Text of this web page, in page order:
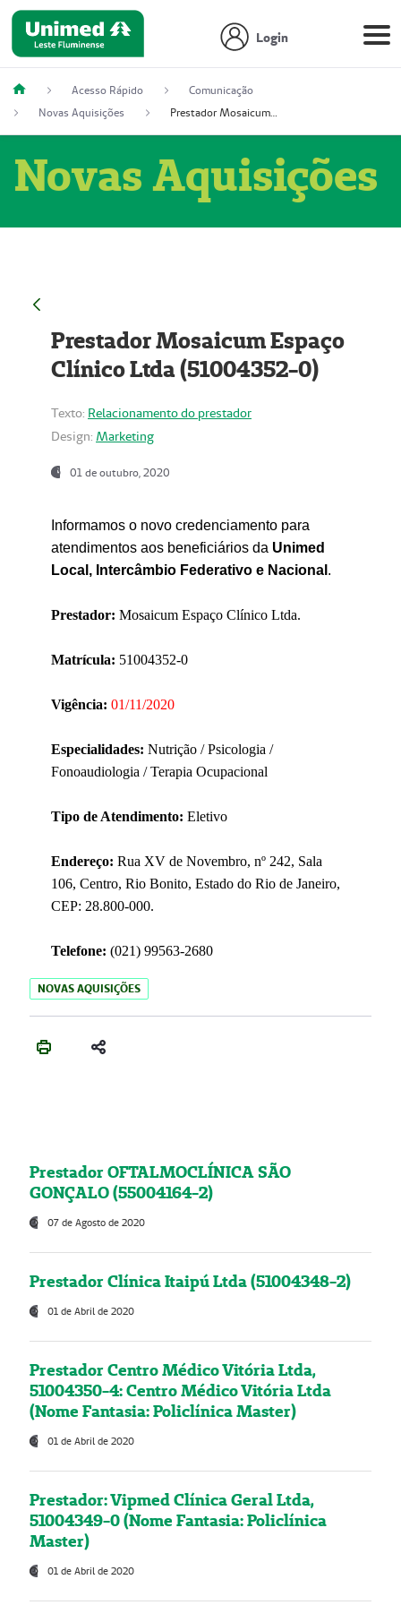
Login
Acesso Rápido
Comunicação
Novas Aquisições
Prestador Mosaicum Espaço Clínico Ltda (51004352-0)
Novas Aquisições
Prestador Mosaicum Espaço
Clínico Ltda (51004352-0)
Texto: Relacionamento do prestador
Design: Marketing
01 de outubro, 2020
Informamos o novo credenciamento para
atendimentos aos beneficiários da Unimed
Local, Intercâmbio Federativo e Nacional .
Prestador: Mosaicum Espaço Clínico Ltda.
Matrícula: 51004352-0
Vigência: 01/11/2020
Especialidades: Nutrição / Psicologia /
Fonoaudiologia / Terapia Ocupacional
Tipo de Atendimento: Eletivo
Endereço: Rua XV de Novembro, nº 242, Sala
106, Centro, Rio Bonito, Estado do Rio de Janeiro,
CEP: 28.800-000.
Telefone: (021) 99563-2680
NOVAS AQUISIÇÕES
Prestador OFTALMOCLÍNICA SÃO
GONÇALO (55004164-2)
07 de Agosto de 2020
Prestador Clínica Itaipú Ltda (51004348-2)
01 de Abril de 2020
Prestador Centro Médico Vitória Ltda,
51004350-4: Centro Médico Vitória Ltda
(Nome Fantasia: Policlínica Master)
01 de Abril de 2020
Prestador: Vipmed Clínica Geral Ltda,
51004349-0 (Nome Fantasia: Policlínica
Master)
01 de Abril de 2020